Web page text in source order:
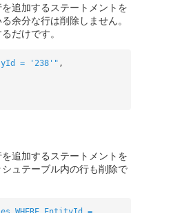
追加するステートメントを
余分な行は削除しません。
だけです。
= '238'" ,
追加するステートメントを
ュテーブル内の行も削除で